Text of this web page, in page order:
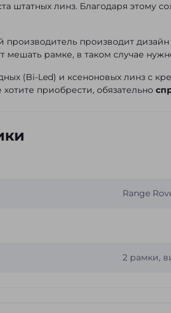
штатных линз. Благодаря этому
производитель производит
мешать рамке, в таком случае
(Bi-Led) и ксеноновых линз с
приобрести, обязательно
Range
2 рамки,